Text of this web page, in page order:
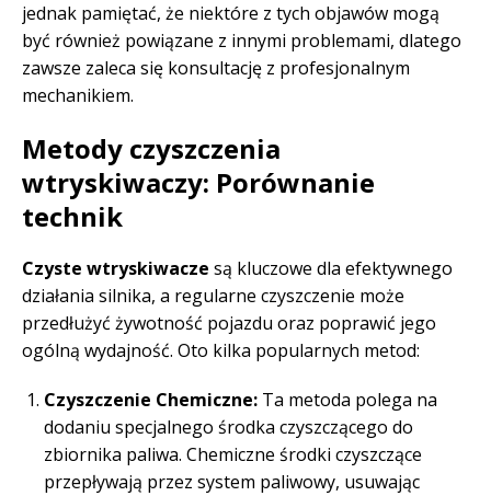
jednak pamiętać, że niektóre z tych objawów mogą
być również powiązane z innymi problemami, dlatego
zawsze zaleca się konsultację z profesjonalnym
mechanikiem.
Metody czyszczenia
wtryskiwaczy: Porównanie
technik
Czyste wtryskiwacze są kluczowe dla efektywnego
działania silnika, a regularne czyszczenie może
przedłużyć żywotność pojazdu oraz poprawić jego
ogólną wydajność. Oto kilka popularnych metod:
Czyszczenie Chemiczne: Ta metoda polega na
dodaniu specjalnego środka czyszczącego do
zbiornika paliwa. Chemiczne środki czyszczące
przepływają przez system paliwowy, usuwając